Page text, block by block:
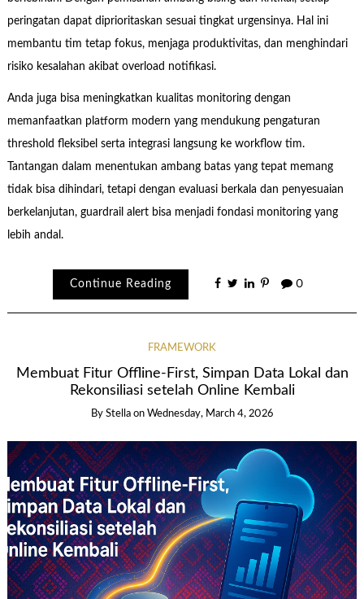
peringatan dapat diprioritaskan sesuai tingkat urgensinya. Hal ini
membantu tim tetap fokus, menjaga produktivitas, dan menghindari
risiko kesalahan akibat overload notifikasi.
Anda juga bisa meningkatkan kualitas monitoring dengan
memanfaatkan platform modern yang mendukung pengaturan
threshold fleksibel serta integrasi langsung ke workflow tim.
Tantangan dalam menentukan ambang batas yang tepat memang
tidak bisa dihindari, tetapi dengan evaluasi berkala dan penyesuaian
berkelanjutan, guardrail alert bisa menjadi fondasi monitoring yang
lebih andal.
Continue Reading 0
FRAMEWORK
Membuat Fitur Offline-First, Simpan Data Lokal dan
Rekonsiliasi setelah Online Kembali
By Stella on Wednesday, March 4, 2026